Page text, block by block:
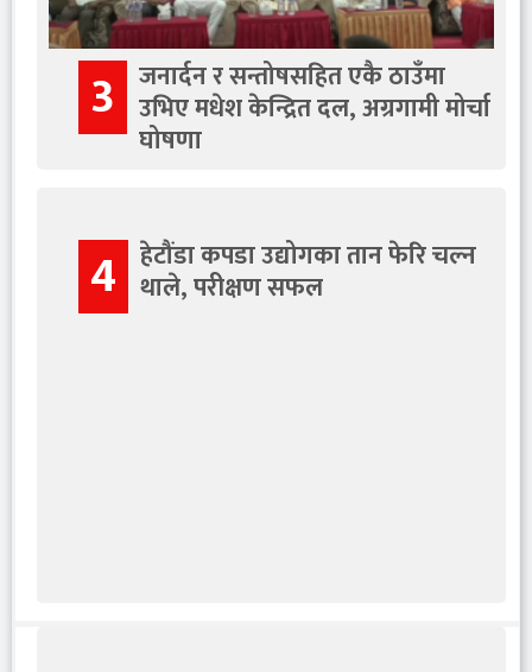
3 जनार्दन र सन्तोषसहित एकै ठाउँमा
उभिए मधेश केन्द्रित दल, अग्रगामी मोर्चा
घोषणा
4 हेटौंडा कपडा उद्योगका तान फेरि चल्न
थाले, परीक्षण सफल